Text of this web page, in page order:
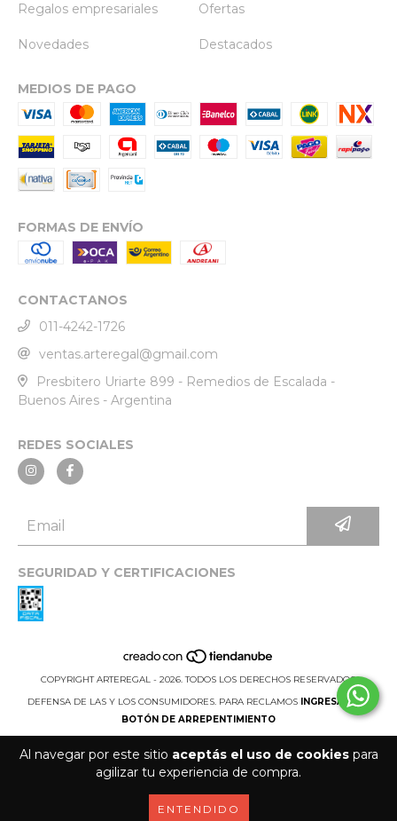
Al navegar por este sitio aceptás el uso de cookiespara
agilizar tu experiencia de compra.
ENTENDIDO
Regalos empresariales Ofertas
Novedades Destacados
MEDIOS DE PAGO
FORMAS DE ENVÍO
CONTACTANOS
011-4242-1726
ventas.arteregal@gmail.com
Presbitero Uriarte 899 - Remedios de Escalada -
Buenos Aires - Argentina
REDES SOCIALES
SEGURIDAD Y CERTIFICACIONES
COPYRIGHT ARTEREGAL - 2026. TODOS LOS DERECHOS RESERVADOS.
DEFENSA DE LAS Y LOS CONSUMIDORES. PARA RECLAMOS
INGRESÁ ACÁ.
BOTÓN DE ARREPENTIMIENTO